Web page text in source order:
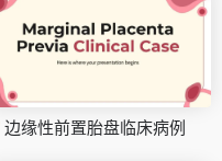
边缘性前置胎盘临床病例